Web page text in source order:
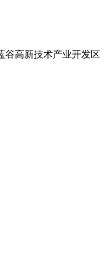
谷高新技术产业开发区